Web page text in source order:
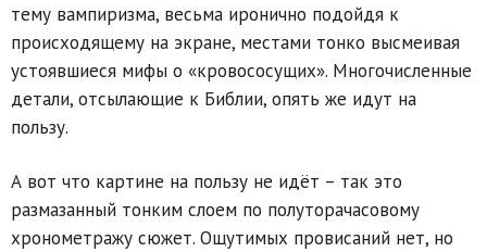
тему вампиризма, весьма иронично подойдя к
происходящему на экране, местами тонко высмеивая
устоявшиеся мифы о «кровососущих». Многочисленные
детали, отсылающие к Библии, опять же идут на
пользу.
А вот что картине на пользу не идёт – так это
размазанный тонким слоем по полуторачасовому
хронометражу сюжет. Ощутимых провисаний нет, но